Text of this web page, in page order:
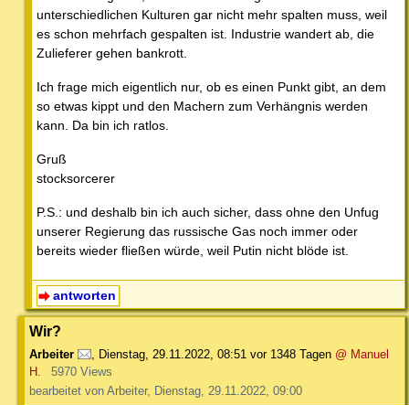
unterschiedlichen Kulturen gar nicht mehr spalten muss, weil
es schon mehrfach gespalten ist. Industrie wandert ab, die
Zulieferer gehen bankrott.
Ich frage mich eigentlich nur, ob es einen Punkt gibt, an dem
so etwas kippt und den Machern zum Verhängnis werden
kann. Da bin ich ratlos.
Gruß
stocksorcerer
P.S.: und deshalb bin ich auch sicher, dass ohne den Unfug
unserer Regierung das russische Gas noch immer oder
bereits wieder fließen würde, weil Putin nicht blöde ist.
antworten
Wir?
Arbeiter , Dienstag, 29.11.2022, 08:51 vor 1348 Tagen @ Manuel
H.
5970 Views
bearbeitet von Arbeiter, Dienstag, 29.11.2022, 09:00